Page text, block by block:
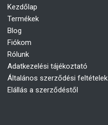
Kezdőlap
Termékek
Blog
Fiókom
Rólunk
Adatkezelési tájékoztató
Általános szerződési feltételek
Elállás a szerződéstől